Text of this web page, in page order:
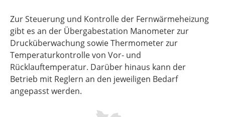
Zur Steuerung und Kontrolle der Fernwärmeheizung
gibt es an der Übergabestation Manometer zur
Drucküberwachung sowie Thermometer zur
Temperaturkontrolle von Vor- und
Rücklauftemperatur. Darüber hinaus kann der
Betrieb mit Reglern an den jeweiligen Bedarf
angepasst werden.